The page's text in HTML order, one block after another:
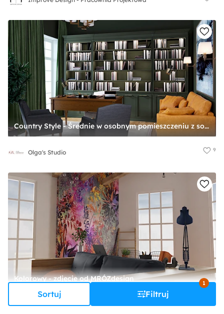
Sortuj Filtruj
1
Country Style - Średnie w osobnym pomieszczeniu z sofą czarne zielone biuro, styl tradycyjny - zdjęcie od Olga's Studio
Olga's Studio 9
Kolorowy - zdjęcie od MRÓZdesign
MRÓZdesign